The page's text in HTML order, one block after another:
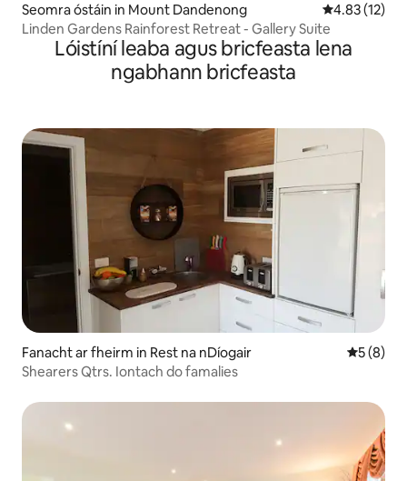
Seomra óstáin in Mount Dandenong Meánrátáil
4.83 (12)
Linden Gardens Rainforest Retreat - Gallery Suite
Lóistíní leaba agus bricfeasta lena
ngabhann bricfeasta
Fanacht ar fheirm in Rest na nDíogair
5 (8)
Shearers Qtrs. Iontach do famalies